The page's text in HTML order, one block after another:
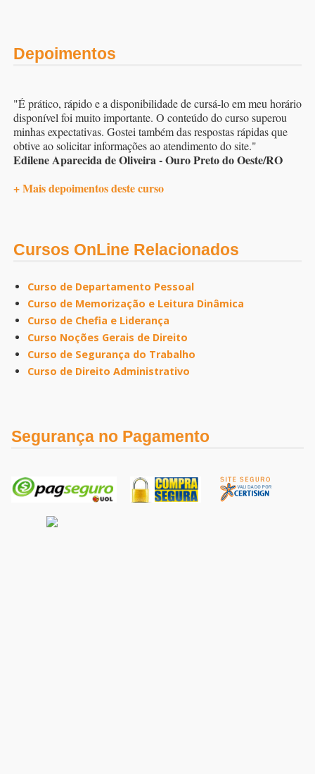
Depoimentos
"É prático, rápido e a disponibilidade de cursá-lo em meu horário
disponível foi muito importante. O conteúdo do curso superou
minhas expectativas. Gostei também das respostas rápidas que
obtive ao solicitar informações ao atendimento do site."
Edilene Aparecida de Oliveira - Ouro Preto do Oeste/RO
+ Mais depoimentos deste curso
Cursos OnLine Relacionados
Curso de Departamento Pessoal
Curso de Memorização e Leitura Dinâmica
Curso de Chefia e Liderança
Curso Noções Gerais de Direito
Curso de Segurança do Trabalho
Curso de Direito Administrativo
Segurança no Pagamento